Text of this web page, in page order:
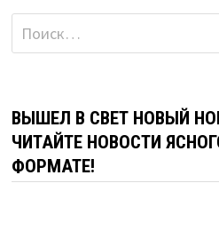
Найти:
ВЫШЕЛ В СВЕТ НОВЫЙ
ЧИТАЙТЕ НОВОСТИ
ФОРМАТЕ!